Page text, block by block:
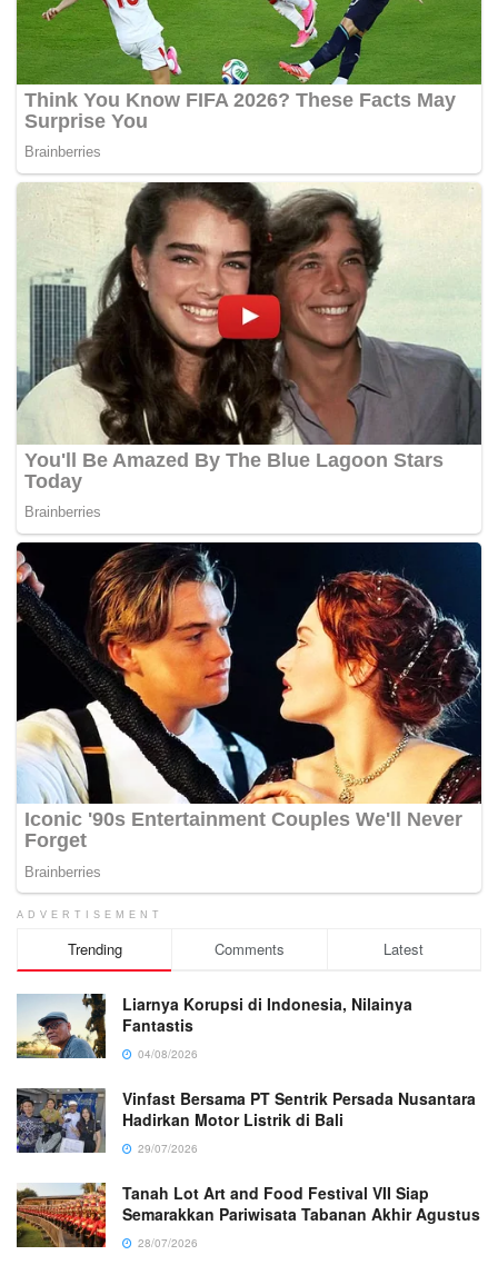
ADVERTISEMENT
Trending Comments Latest
Liarnya Korupsi di Indonesia, Nilainya
Fantastis
04/08/2026
Vinfast Bersama PT Sentrik Persada Nusantara
Hadirkan Motor Listrik di Bali
29/07/2026
Tanah Lot Art and Food Festival VII Siap
Semarakkan Pariwisata Tabanan Akhir Agustus
28/07/2026